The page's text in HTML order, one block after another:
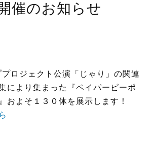
催のお知らせ
ロジェクト公演「じゃり」の関連
により集まった『ペイパーピーポ
およそ１３０体を展示します！